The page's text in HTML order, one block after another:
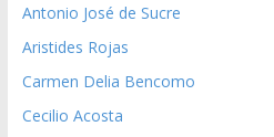
Antonio José de Sucre
Aristides Rojas
Carmen Delia Bencomo
Cecilio Acosta